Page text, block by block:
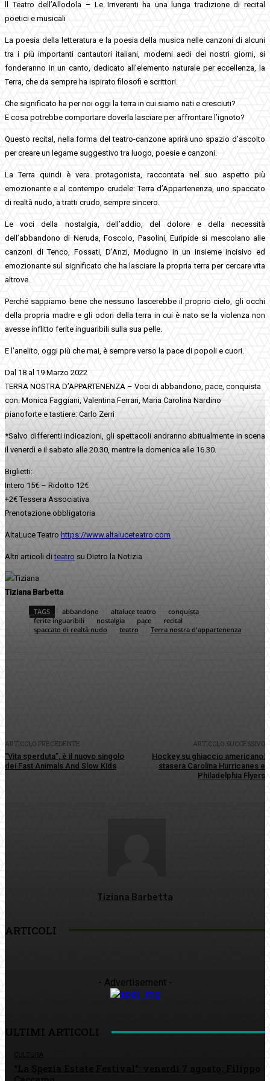
ll Teatro dell’Allodola – Le Irriverenti ha una lunga tradizione di recital
poetici e musicali
La poesia della letteratura e la poesia della musica nelle canzoni di alcuni
tra i più importanti cantautori italiani, moderni aedi dei nostri giorni, si
fonderanno in un canto, dedicato all’elemento naturale per eccellenza, la
Terra, che da sempre ha ispirato filosofi e scrittori.
Che significato ha per noi oggi la terra in cui siamo nati e cresciuti?
E cosa potrebbe comportare doverla lasciare per affrontare l’ignoto?
Questo recital, nella forma del teatro-canzone aprirà uno spazio d’ascolto
per creare un legame suggestivo tra luogo, poesie e canzoni.
La Terra quindi è vera protagonista, raccontata nel suo aspetto più
emozionante e al contempo crudele: Terra d’Appartenenza, uno spaccato
di realtà nudo, a tratti crudo, sempre sincero.
Le voci della nostalgia, dell’addio, del dolore e della necessità
dell’abbandono di Neruda, Foscolo, Pasolini, Euripide si mescolano alle
canzoni di Tenco, Fossati, D’Anzi, Modugno in un insieme incisivo ed
emozionante sul significato che ha lasciare la propria terra per cercare vita
altrove.
Perché sappiamo bene che nessuno lascerebbe il proprio cielo, gli occhi
della propria madre e gli odori della terra in cui è nato se la violenza non
avesse inflitto ferite inguaribili sulla sua pelle.
E l’anelito, oggi più che mai, è sempre verso la pace di popoli e cuori.
Dal 18 al 19 Marzo 2022
TERRA NOSTRA D’APPARTENENZA – Voci di abbandono, pace, conquista
con: Monica Faggiani, Valentina Ferrari, Maria Carolina Nardino
pianoforte e tastiere: Carlo Zerri
*Salvo differenti indicazioni, gli spettacoli andranno abitualmente in scena
il venerdì e il sabato alle 20.30, mentre la domenica alle 16.30.
Biglietti:
Intero 15€ – Ridotto 12€
+2€ Tessera Associativa
Prenotazione obbligatoria
AltaLuce Teatro https://www.altaluceteatro.com
Altri articoli diteatro su Dietro la Notizia
Tiziana Barbetta
TAGS abbandono altaluce teatro
conquista
ferite inguaribili
nostalgia pace
recital
spaccato di realtà nudo
teatro Terra nostra d'appartenenza
ARTICOLO PRECEDENTE
“Vita sperduta”, è il nuovo singolo
dei Fast Animals And Slow Kids
ARTICOLO SUCCESSIVO
Hockey su ghiaccio americano:
stasera Carolina Hurricanes e
Philadelphia Flyers
Tiziana Barbetta
ARTICOLI
- Advertisement -
ULTIMI ARTICOLI